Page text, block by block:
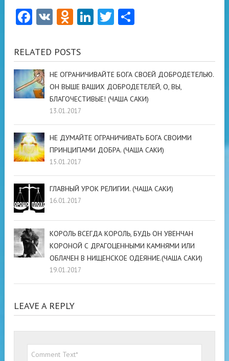
Facebook
VK Odnoklassniki
LinkedIn
Twitter
RELATED POSTS
НЕ ОГРАНИЧИВАЙТЕ БОГА СВОЕЙ ДОБРОДЕТЕЛЬЮ.
ОН ВЫШЕ ВАШИХ ДОБРОДЕТЕЛЕЙ, О, ВЫ,
БЛАГОЧЕСТИВЫЕ! (ЧАША САКИ)
13.01.2017
НЕ ДУМАЙТЕ ОГРАНИЧИВАТЬ БОГА СВОИМИ
ПРИНЦИПАМИ ДОБРА. (ЧАША САКИ)
15.01.2017
ГЛАВНЫЙ УРОК РЕЛИГИИ. (ЧАША САКИ)
16.01.2017
КОРОЛЬ ВСЕГДА КОРОЛЬ, БУДЬ ОН УВЕНЧАН
КОРОНОЙ С ДРАГОЦЕННЫМИ КАМНЯМИ ИЛИ
ОБЛАЧЕН В НИЩЕНСКОЕ ОДЕЯНИЕ.(ЧАША САКИ)
19.01.2017
LEAVE A REPLY